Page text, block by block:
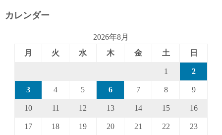
カレンダー
2026年8月
月
火 水 木 金 土 日
1 2
3 4 5 6 7 8 9
10 11 12 13 14 15 16
17 18 19 20 21 22 23